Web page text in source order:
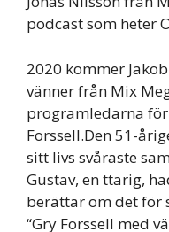
podcast som heter
2020 kommer
vänner från Mix
programledarna
Forssell.Den 51-
sitt livs svåraste
Gustav, en ttarig,
berättar om det för
“Gry Forssell med